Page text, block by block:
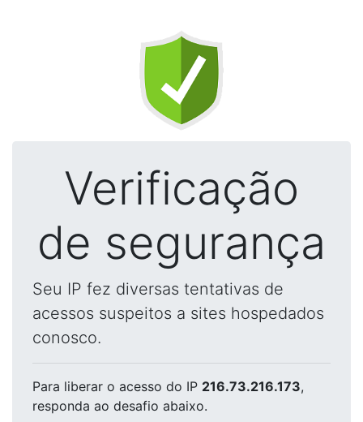
Verificação
de segurança
Seu IP fez diversas tentativas de
acessos suspeitos a sites hospedados
conosco.
Para liberar o acesso do IP 216.73.216.173,
responda ao desafio abaixo.